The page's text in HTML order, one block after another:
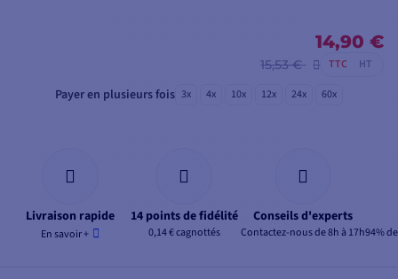
14,90 €
15,53 € TTC HT
Payer en plusieurs fois 3x 4x 10x 12x 24x 60x
Livraison rapide
En savoir +
14 points de fidélité
0,14 € cagnottés
Conseils d'experts
Contactez-nous de 8h à 17h94%